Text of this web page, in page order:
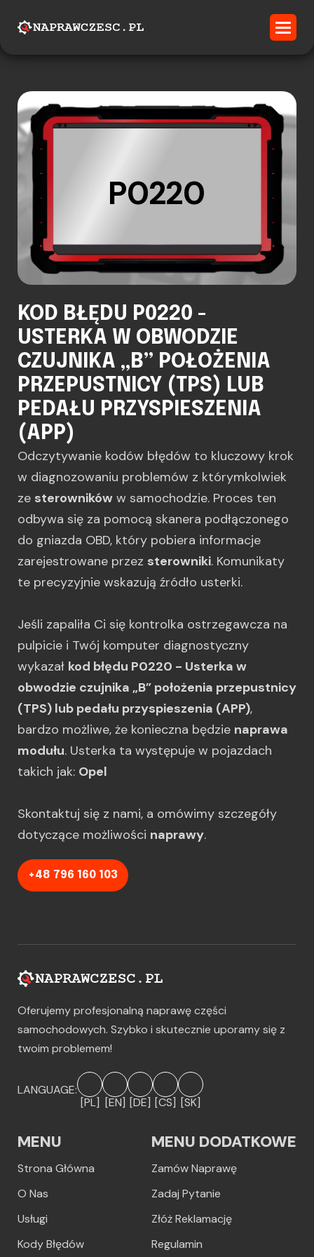
P0220
KOD BŁĘDU P0220 -
USTERKA W OBWODZIE
CZUJNIKA „B” POŁOŻENIA
PRZEPUSTNICY (TPS) LUB
PEDAŁU PRZYSPIESZENIA
(APP)
Odczytywanie kodów błędów to kluczowy krok
w diagnozowaniu problemów z którymkolwiek
ze sterowników w samochodzie. Proces ten
odbywa się za pomocą skanera podłączonego
do gniazda OBD, który pobiera informacje
zarejestrowane przez sterowniki. Komunikaty
te precyzyjnie wskazują źródło usterki.
Jeśli zapaliła Ci się kontrolka ostrzegawcza na
pulpicie i Twój komputer diagnostyczny
wykazał kod błędu P0220 - Usterka w
obwodzie czujnika „B” położenia przepustnicy
(TPS) lub pedału przyspieszenia (APP),
bardzo możliwe, że konieczna będzie naprawa
modułu. Usterka ta występuje w pojazdach
takich jak: Opel
Skontaktuj się z nami, a omówimy szczegóły
dotyczące możliwości naprawy.
+48 796 160 103
Oferujemy profesjonalną naprawę części
samochodowych. Szybko i skutecznie uporamy się z
twoim problemem!
LANGUAGE:
[PL] [EN] [DE] [CS] [SK]
MENU
Strona Główna
O Nas
Usługi
Kody Błędów
MENU DODATKOWE
Zamów Naprawę
Zadaj Pytanie
Złóż Reklamację
Regulamin